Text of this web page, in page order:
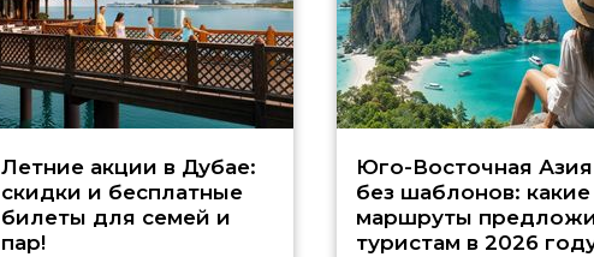
Летние акции в Дубае:
скидки и бесплатные
билеты для семей и
пар!
Юго-Восточная Азия
без шаблонов: какие
маршруты
туристам в 2026